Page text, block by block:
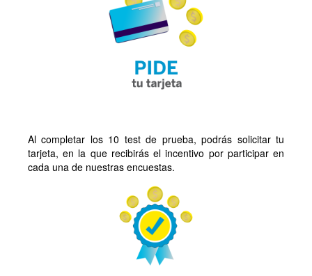
Al completar los 10 test de prueba, podrás solicitar tu
tarjeta, en la que recibirás el incentivo por participar en
cada una de nuestras encuestas.